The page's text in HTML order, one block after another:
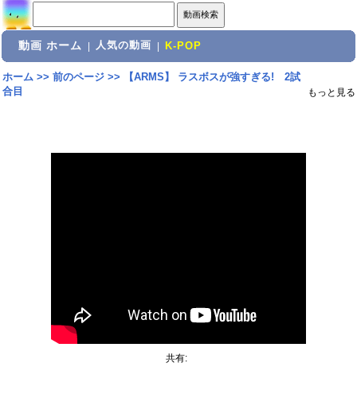
動画 ホーム 人気の動画 K-POP
ホーム>> 前のページ>>
【ARMS】 ラスボスが強すぎる! 2試
合目
もっと見る
共有: